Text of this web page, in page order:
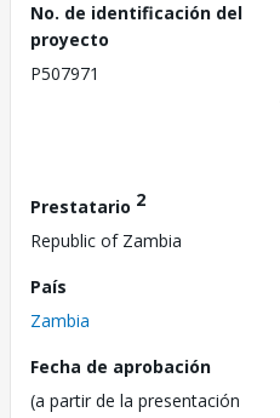
No. de identificación del
proyecto
P507971
Prestatario 2
Republic of Zambia
País
Zambia
Fecha de aprobación
(a partir de la presentación